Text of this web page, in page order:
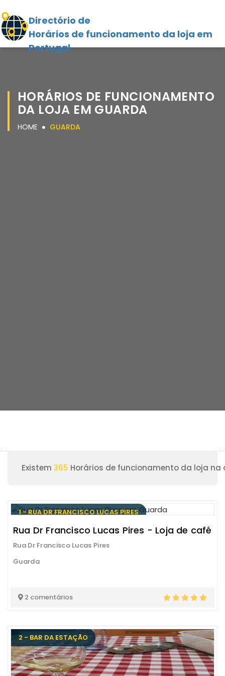
Directório de
Horários de funcionamento da loja em
Portugal
HORÁRIOS DE FUNCIONAMENTO
DA LOJA EM GUARDA
HOME GUARDA
Existem 365 Horários de funcionamento da loja na
1 - RUA DR FRANCISCO LUCAS PIRES
Rua Dr Francisco Lucas Pires - Loja de café
Rua Dr Francisco Lucas Pires
Guarda
2 comentários
2 - BAR DA ESTAÇÃO